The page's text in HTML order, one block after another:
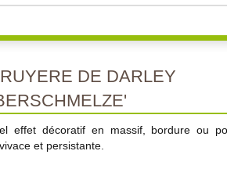
DE DARLEY
effet décoratif en massif, bordure ou
et persistante.